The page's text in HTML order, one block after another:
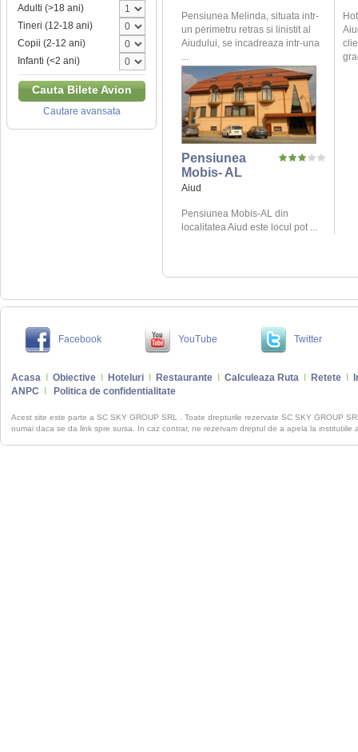
Adulti (>18 ani)
Tineri (12-18 ani)
Copii (2-12 ani)
Infanti (<2 ani)
Cauta Bilete Avion
Cautare avansata
Pensiunea Melinda, situata intr-
un perimetru retras si linistit al
Aiudului, se incadreaza intr-una
...
Pensiunea
Mobis- AL
Aiud
Pensiunea Mobis-AL din
localitatea Aiud este locul pot ...
Facebook YouTube Twitter
Acasa Obiective Hoteluri Restaurante Calculeaza Ruta Retete
ANPC
Politica de confidentialitate
Acest site este parte a SC SKY GROUP SRL . Toate drepturile rezervate SC SKY GROUP
numai daca se da link spre sursa. In caz contrar, ne rezervam dreptul de a apela la institutiile